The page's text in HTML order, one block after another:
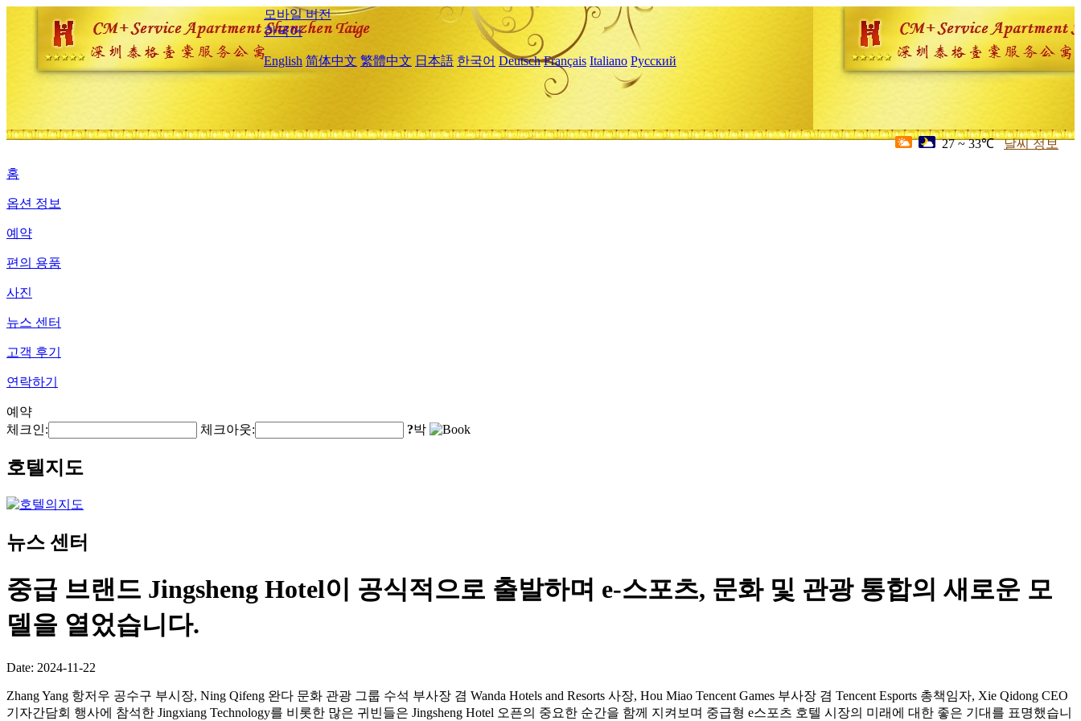
모바일 버전
한국어
English 简体中文 繁體中文 日本語 한국어 Deutsch Français Italiano Русский
27 ~ 33℃ 날씨 정보
홈
옵션 정보
예약
편의 용품
사진
뉴스 센터
고객 후기
연락하기
예약
체크인:
체크아웃: ?박
호텔지도
뉴스 센터
중급 브랜드 Jingsheng Hotel이 공식적으로 출발하며 e-스포츠, 문화 및 관광 통합의 새로운 모
델을 열었습니다.
Date: 2024-11-22
Zhang Yang 항저우 공수구 부시장, Ning Qifeng 완다 문화 관광 그룹 수석 부사장 겸 Wanda Hotels and Resorts 사장, Hou Miao Tencent Games 부사장 겸 Tencent Esports 총책임자, Xie Qidong CEO
기자간담회 행사에 참석한 Jingxiang Technology를 비롯한 많은 귀빈들은 Jingsheng Hotel 오픈의 중요한 순간을 함께 지켜보며 중급형 e스포츠 호텔 시장의 미래에 대한 좋은 기대를 표명했습니